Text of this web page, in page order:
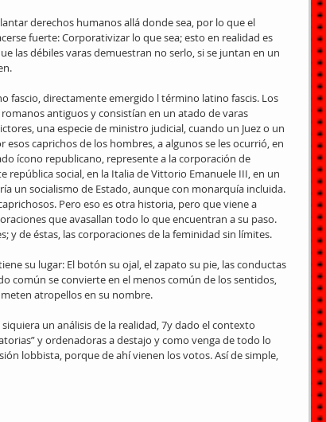
derechos humanos allá donde sea, por lo que el
fuerte: Corporativizar lo que sea; esto en realidad es
las débiles varas demuestran no serlo, si se juntan en un
fascio, directamente emergido l término latino fascis. Los
antiguos y consistían en un atado de varas
una especie de ministro judicial, cuando un Juez o un
esos caprichos de los hombres, a algunos se les ocurrió, en
ícono republicano, represente a la corporación de
república social, en la Italia de Vittorio Emanuele III, en un
un socialismo de Estado, aunque con monarquía incluida.
Pero eso es otra historia, pero que viene a
que avasallan todo lo que encuentran a su paso.
y de éstas, las corporaciones de la feminidad sin límites.
su lugar: El botón su ojal, el zapato su pie, las conductas
común se convierte en el menos común de los sentidos,
atropellos en su nombre.
un análisis de la realidad, 7y dado el contexto
y ordenadoras a destajo y como venga de todo lo
lobbista, porque de ahí vienen los votos. Así de simple,